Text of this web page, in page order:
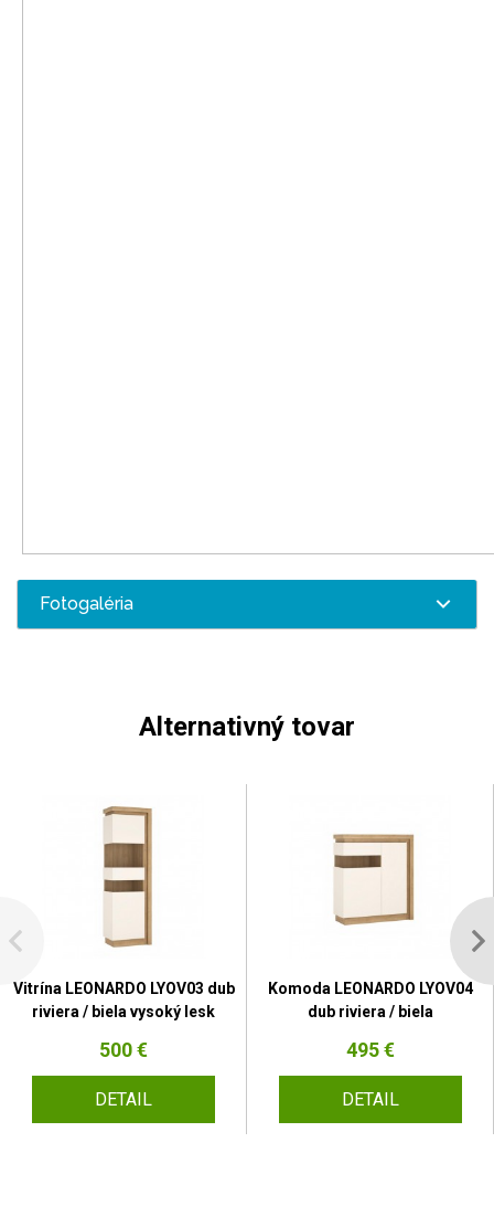
Fotogaléria
Alternativný tovar
Vitrína LEONARDO LYOV03 dub
riviera / biela vysoký lesk
500 €
DETAIL
Komoda LEONARDO LYOV04
dub riviera / biela
495 €
DETAIL